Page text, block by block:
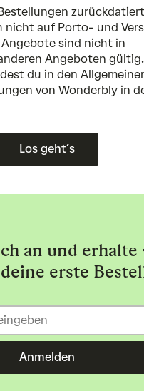
nicht auf Porto- und
sind nicht in
Angeboten
du in den
von Wonderbly in
Los geht´s
an und erhalte
erste
Anmelden